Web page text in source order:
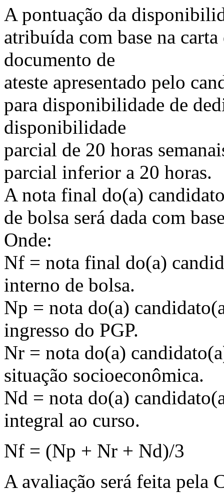
A pontuação da
atribuída com base na
documento de
ateste apresentado pelo
para disponibilidade de
disponibilidade
parcial de 20 horas
parcial inferior a 20 horas.
A nota final do(a)
de bolsa será dada com
Onde:
Nf = nota final do(a)
interno de bolsa.
Np = nota do(a)
ingresso do PGP.
Nr = nota do(a)
situação socioeconômica.
Nd = nota do(a)
integral ao curso.
Nf = (Np + Nr + Nd)/3
A avaliação será feita pela